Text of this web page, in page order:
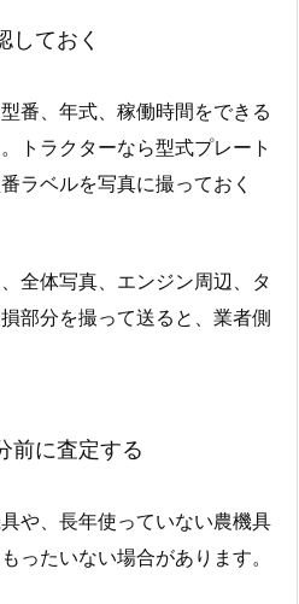
しておく
番、年式、稼働時間をできる
トラクターなら型式プレート
ラベルを写真に撮っておく
全体写真、エンジン周辺、タ
部分を撮って送ると、業者側
前に査定する
や、長年使っていない農機具
ったいない場合があります。